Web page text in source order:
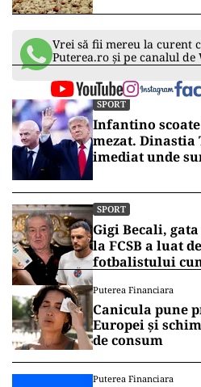
Vrei să fii mereu la curent
Puterea.ro și pe canalul de
SPORT
Infantino
mezat.
imediat unde
SPORT
Gigi Becali,
la FCSB a luat
fotbalistului
Puterea Financiara
Canicula pune
Europei și
de consum
Puterea Financiara